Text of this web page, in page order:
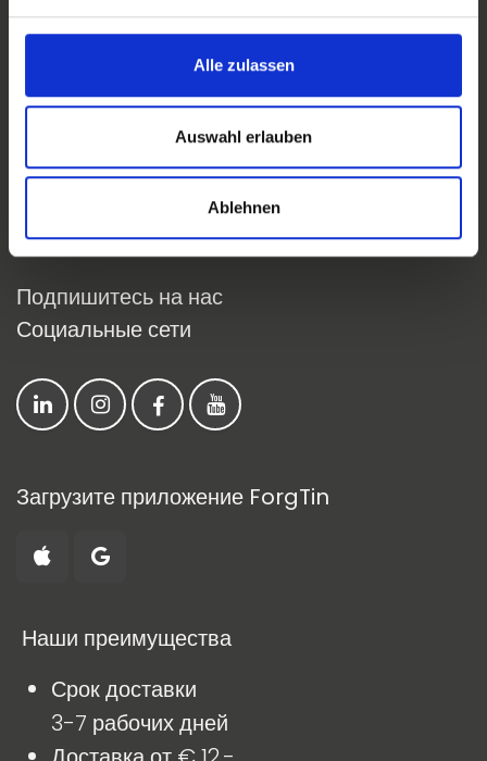
Alle zulassen
Auswahl erlauben
Ablehnen
+43 7722 22900
Подпишитесь на нас
Социальные сети
Загрузите приложение ForgTin
​ Наши преимущества
Срок доставки
3-7 рабочих дней